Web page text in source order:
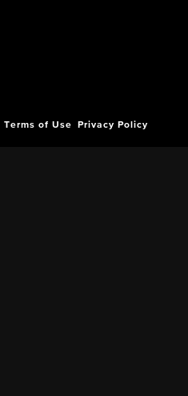
Terms of Use Privacy Policy